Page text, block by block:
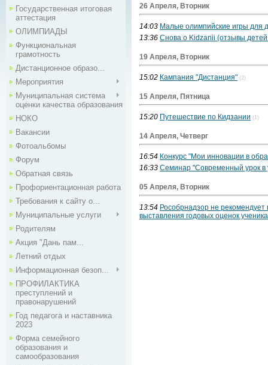
Государственная итоговая
аттестация
ОЛИМПИАДЫ
Функциональная
грамотность
Дистанционное образо...
Мероприятия
Муниципальная система
оценки качества образования
НОКО
Вакансии
Фотоальбомы
Форум
Обратная связь
Профориентационная работа
Требования к сайту о...
Муниципальные услуги
Родителям
Акция "Дань пам...
Летний отдых
Информационная безоп...
ПРОФИЛАКТИКА
преступлений и
правонарушений
Год педагога и наставника
2023
Форма семейного
образования и
самообразования
26 Апреля, Вторник
14:03 Малые олимпийские игры для
13:36 Снова о Kidzanii (отзывы детей
19 Апреля, Вторник
15:02 Кампания "Дистанция" (2)
15 Апреля, Пятница
15:20 Путешествие по Кидзании (1)
14 Апреля, Четверг
16:54 Конкурс "Мои инновации в
16:33 Семинар "Современный урок
05 Апреля, Вторник
13:54 Рособрнадзор не
выставления годовых оценок